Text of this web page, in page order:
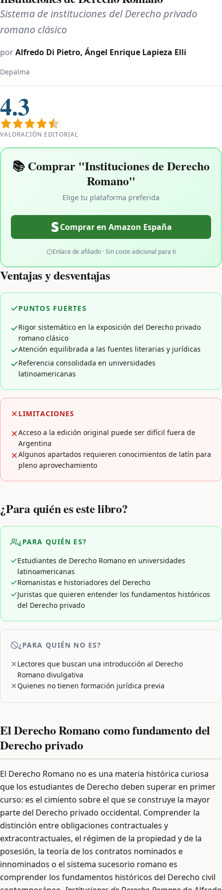
Sistema de instituciones del Derecho privado
romano clásico
porAlfredo Di Pietro, Ángel Enrique Lapieza Elli
Depalma
4.3
VALORACIÓN EDITORIAL
📚 Comprar "Instituciones de Derecho
Romano"
Elige tu plataforma preferida
Comprar en Amazon España
Enlace de afiliado · Sin coste adicional para ti
Ventajas y desventajas
PUNTOS FUERTES
Rigor sistemático en la exposición del Derecho privado
romano clásico
Atención equilibrada a las fuentes literarias y jurídicas
Referencia consolidada en universidades
latinoamericanas
LIMITACIONES
Acceso a la edición original puede ser difícil fuera de
Argentina
Algunos apartados requieren conocimientos de latín para
pleno aprovechamiento
¿Para quién es este libro?
¿PARA QUIÉN ES?
Estudiantes de Derecho Romano en universidades
latinoamericanas
Romanistas e historiadores del Derecho
Juristas que quieren entender los fundamentos históricos
del Derecho privado
¿PARA QUIÉN NO ES?
Lectores que buscan una introducción al Derecho
Romano divulgativa
Quienes no tienen formación jurídica previa
El Derecho Romano como fundamento del
Derecho privado
El Derecho Romano no es una materia histórica curiosa
que los estudiantes de Derecho deben superar en primer
curso: es el cimiento sobre el que se construye la mayor
parte del Derecho privado occidental. Comprender la
distinción entre obligaciones contractuales y
extracontractuales, el régimen de la propiedad y de la
posesión, la teoría de los contratos nominados e
innominados o el sistema sucesorio romano es
comprender los fundamentos históricos del Derecho civil